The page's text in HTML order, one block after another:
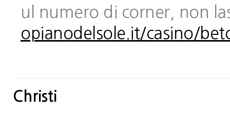
ul numero di corner, non
opianodelsole.it/casino/
Christi